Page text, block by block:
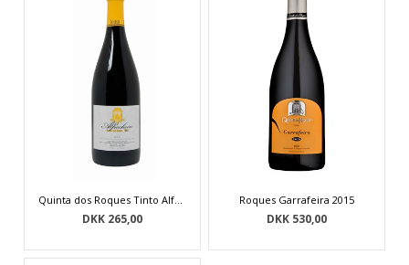
Quinta dos Roques Tinto Alfrocheiro 2017
DKK 265,00
Roques Garrafeira 2015
DKK 530,00